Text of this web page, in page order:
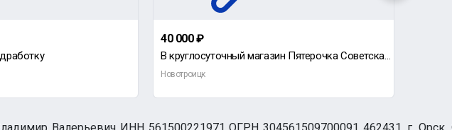
40 000 ₽
В круглосуточный магазин Пятерочка Советская 124А, Требуется ночной охранник, смены по 12 часов. 2/
Новотроицк